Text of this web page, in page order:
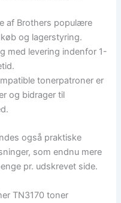
af Brothers populære
og lagerstyring.
med levering indenfor 1-
tonerpatroner er
og bidrager til
også praktiske
som endnu mere
pr. udskrevet side.
TN3170 toner